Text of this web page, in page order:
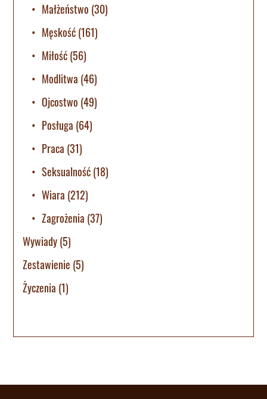
Małżeństwo (30)
Męskość(161)
Miłość(56)
Modlitwa (46)
Ojcostwo (49)
Posługa (64)
Praca (31)
Seksualność(18)
Wiara (212)
Zagrożenia (37)
Wywiady(5)
Zestawienie (5)
Życzenia (1)